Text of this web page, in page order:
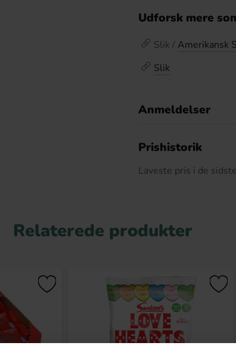
Udforsk mere
Slik / Amerikansk
Slik
Anmeldelser
Prishistorik
Laveste pris i de
Relaterede produkter